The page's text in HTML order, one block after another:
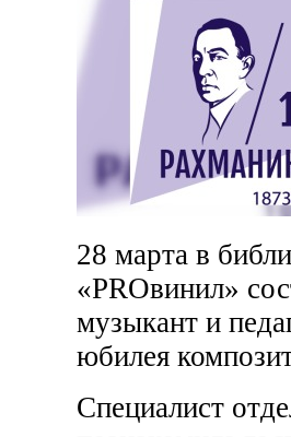
28 марта в
«PROвинил»
музыкант и
юбилея
Специалист